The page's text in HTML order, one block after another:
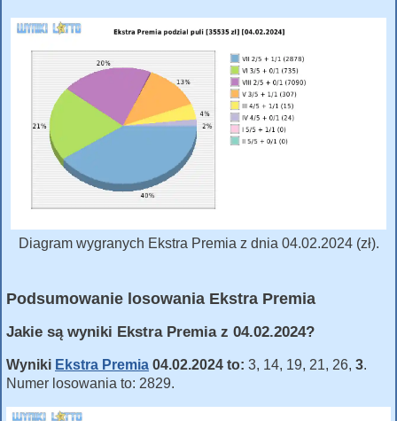
Diagram wygranych Ekstra Premia z dnia 04.02.2024 (zł).
Podsumowanie losowania Ekstra Premia
Jakie są wyniki Ekstra Premia z 04.02.2024?
Wyniki Ekstra Premia 04.02.2024 to: 3, 14, 19, 21, 26, 3.
Numer losowania to: 2829.